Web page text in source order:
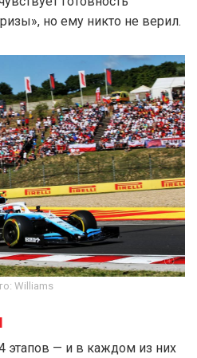
но ему никто не верил.
Williams
этапов — и в каждом из них